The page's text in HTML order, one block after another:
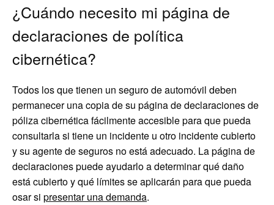
¿Cuándo necesito mi página de
declaraciones de política
cibernética?
Todos los que tienen un seguro de automóvil deben
permanecer una copia de su página de declaraciones de
póliza cibernética fácilmente accesible para que pueda
consultarla si tiene un incidente u otro incidente cubierto
y su agente de seguros no está adecuado. La página de
declaraciones puede ayudarlo a determinar qué daño
está cubierto y qué límites se aplicarán para que pueda
osar si presentar una demanda.